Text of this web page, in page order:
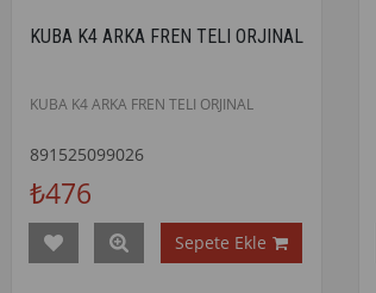
KUBA K4 ARKA FREN TELI ORJINAL
KUBA K4 ARKA FREN TELI ORJINAL
891525099026
₺476
Sepete Ekle